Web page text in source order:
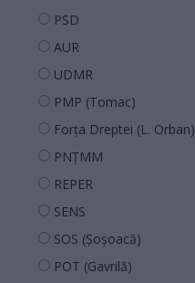
PSD
AUR
UDMR
PMP (Tomac)
Forța Dreptei (L. Orban)
PNȚMM
REPER
SENS
SOS (Șoșoacă)
POT (Gavrilă)